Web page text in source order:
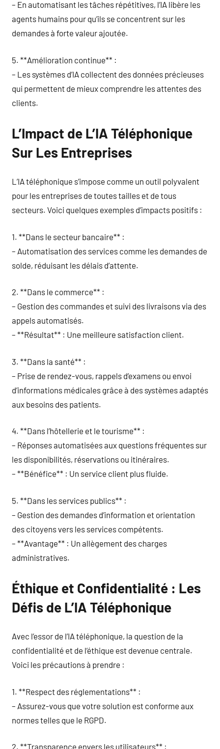
– En automatisant les tâches répétitives, l’IA libère les
agents humains pour qu’ils se concentrent sur les
demandes à forte valeur ajoutée.
5. **Amélioration continue** :
– Les systèmes d’IA collectent des données précieuses
qui permettent de mieux comprendre les attentes des
clients.
L’Impact de L’IA Téléphonique
Sur Les Entreprises
L’IA téléphonique s’impose comme un outil polyvalent
pour les entreprises de toutes tailles et de tous
secteurs. Voici quelques exemples d’impacts positifs :
1. **Dans le secteur bancaire** :
– Automatisation des services comme les demandes de
solde, réduisant les délais d’attente.
2. **Dans le commerce** :
– Gestion des commandes et suivi des livraisons via des
appels automatisés.
– **Résultat** : Une meilleure satisfaction client.
3. **Dans la santé** :
– Prise de rendez-vous, rappels d’examens ou envoi
d’informations médicales grâce à des systèmes adaptés
aux besoins des patients.
4. **Dans l’hôtellerie et le tourisme** :
– Réponses automatisées aux questions fréquentes sur
les disponibilités, réservations ou itinéraires.
– **Bénéfice** : Un service client plus fluide.
5. **Dans les services publics** :
– Gestion des demandes d’information et orientation
des citoyens vers les services compétents.
– **Avantage** : Un allègement des charges
administratives.
Éthique et Confidentialité : Les
Défis de L’IA Téléphonique
Avec l’essor de l’IA téléphonique, la question de la
confidentialité et de l’éthique est devenue centrale.
Voici les précautions à prendre :
1. **Respect des réglementations** :
– Assurez-vous que votre solution est conforme aux
normes telles que le RGPD.
2. **Transparence envers les utilisateurs** :